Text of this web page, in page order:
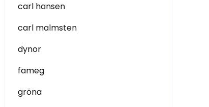
carl hansen
carl malmsten
dynor
fameg
gröna